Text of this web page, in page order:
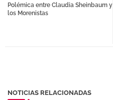
tter
Polémica entre Claudia Sheinbaum y
los Morenistas
NOTICIAS RELACIONADAS